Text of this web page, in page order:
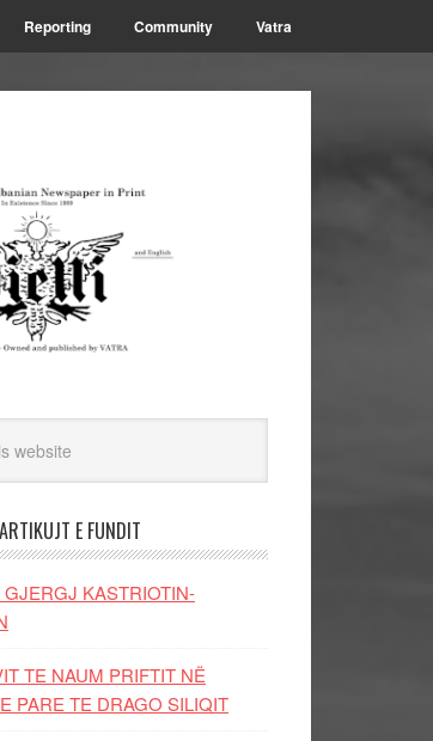
Reporting Community Vatra
ARTIKUJT E FUNDIT
KASTRIOTIN-
TE NAUM PRIFTIT NË
PARE TE DRAGO SILIQIT